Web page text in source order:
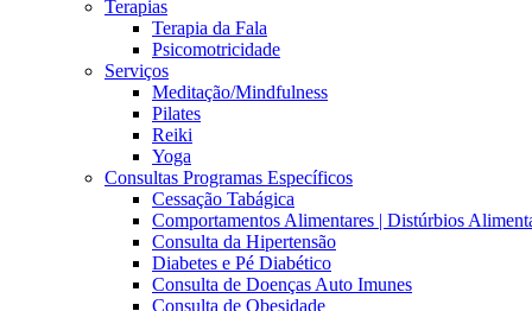
Terapias
Terapia da Fala
Psicomotricidade
Serviços
Meditação/Mindfulness
Pilates
Reiki
Yoga
Consultas Programas Específicos
Cessação Tabágica
Comportamentos Alimentares | Distúrbios
Consulta da Hipertensão
Diabetes e Pé Diabético
Consulta de Doenças Auto Imunes
Consulta de Obesidade